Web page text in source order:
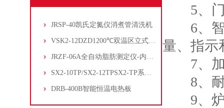
JRSP-40凯氏定氮仪消煮管清洗机
VSK2-12DZD1200℃双温区立式管式炉
JRZF-06A全自动脂肪测定仪-内置电子制冷系统
SX2-10TP/SX2-12TPSX2-TP系列经济型陶瓷纤维马弗炉
DRB-400B智能恒温电热板
5、门
6、智
量、指示
7、加
8、耐
9、炉